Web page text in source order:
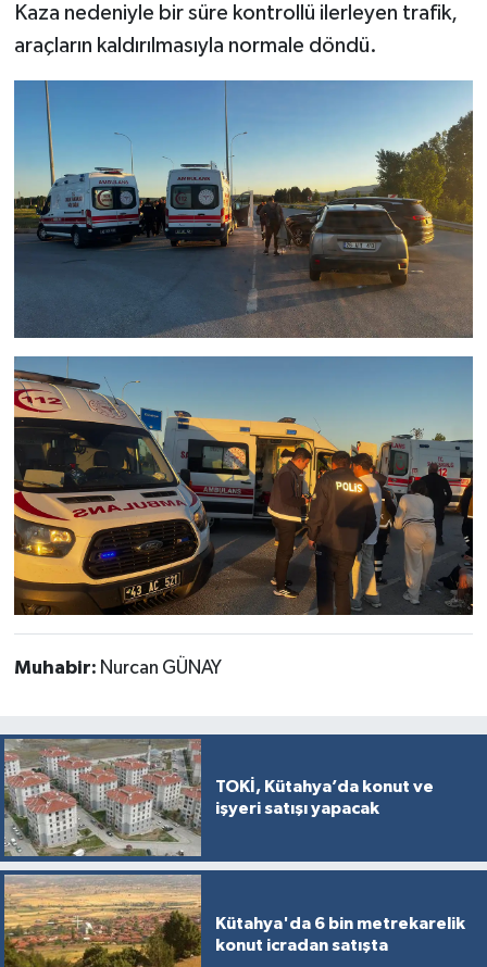
Kaza nedeniyle bir süre kontrollü ilerleyen trafik,
araçların kaldırılmasıyla normale döndü.
Muhabir: Nurcan GÜNAY
TOKİ, Kütahya’da konut ve
işyeri satışı yapacak
Kütahya'da 6 bin metrekarelik
konut icradan satışta
Türkiye
Yemek Tarifleri